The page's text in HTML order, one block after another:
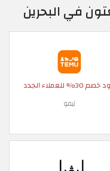
في البحرين
30% للعملاء الجدد
تيمو